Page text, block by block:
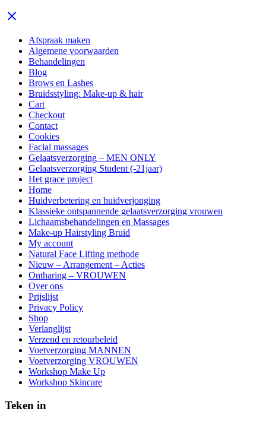
Afspraak maken
Algemene voorwaarden
Behandelingen
Blog
Brows en Lashes
Bruidsstyling: Make-up & hair
Cart
Checkout
Contact
Cookies
Facial massages
Gelaatsverzorging – MEN ONLY
Gelaatsverzorging Student (-21jaar)
Het grace project
Home
Huidverbetering en huidverjonging
Klassieke ontspannende gelaatsverzorging vrouwen
Lichaamsbehandelingen en Massages
Make-up Hairstyling Bruid
My account
Natural Face Lifting methode
Nieuw – Arrangement – Acties
Ontharing – VROUWEN
Over ons
Prijslijst
Privacy Policy
Shop
Verlanglijst
Verzend en retourbeleid
Voetverzorging MANNEN
Voetverzorging VROUWEN
Workshop Make Up
Workshop Skincare
Teken in